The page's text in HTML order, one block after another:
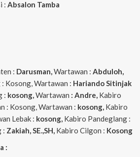
: Absalon Tamba
: Darusman,Wartawan : Abduloh,
Kosong, Wartawan : Hariando Sitinjak
: kosong,Wartawan : Andre, Kabiro
: Kosong, Wartawan : kosong, Kabiro
Lebak : kosong, Kabiro Pandeglang :
: Zakiah, SE.,SH, Kabiro Cilgon : Kosong
: